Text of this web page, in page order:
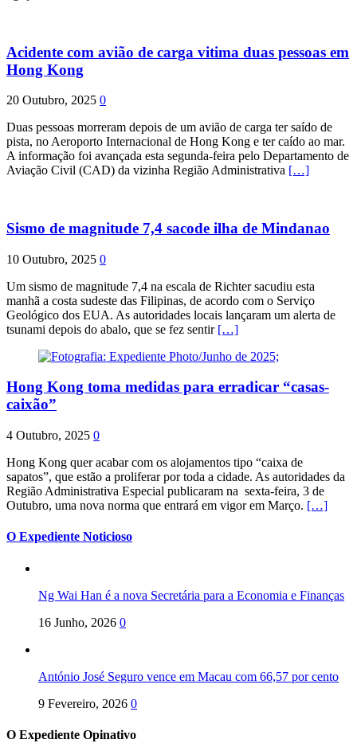
Acidente com avião de carga vitima duas pessoas em
Hong Kong
20 Outubro, 2025 0
Duas pessoas morreram depois de um avião de carga ter saído de
pista, no Aeroporto Internacional de Hong Kong e ter caído ao mar.
A informação foi avançada esta segunda-feira pelo Departamento de
Aviação Civil (CAD) da vizinha Região Administrativa […]
Sismo de magnitude 7,4 sacode ilha de Mindanao
10 Outubro, 2025 0
Um sismo de magnitude 7,4 na escala de Richter sacudiu esta
manhã a costa sudeste das Filipinas, de acordo com o Serviço
Geológico dos EUA. As autoridades locais lançaram um alerta de
tsunami depois do abalo, que se fez sentir […]
Hong Kong toma medidas para erradicar “casas-
caixão”
4 Outubro, 2025 0
Hong Kong quer acabar com os alojamentos tipo “caixa de
sapatos”, que estão a proliferar por toda a cidade. As autoridades da
Região Administrativa Especial publicaram na sexta-feira, 3 de
Outubro, uma nova norma que entrará em vigor em Março. […]
O Expediente Noticioso
Ng Wai Han é a nova Secretária para a Economia e Finanças
16 Junho, 2026 0
António José Seguro vence em Macau com 66,57 por cento
9 Fevereiro, 2026 0
O Expediente Opinativo